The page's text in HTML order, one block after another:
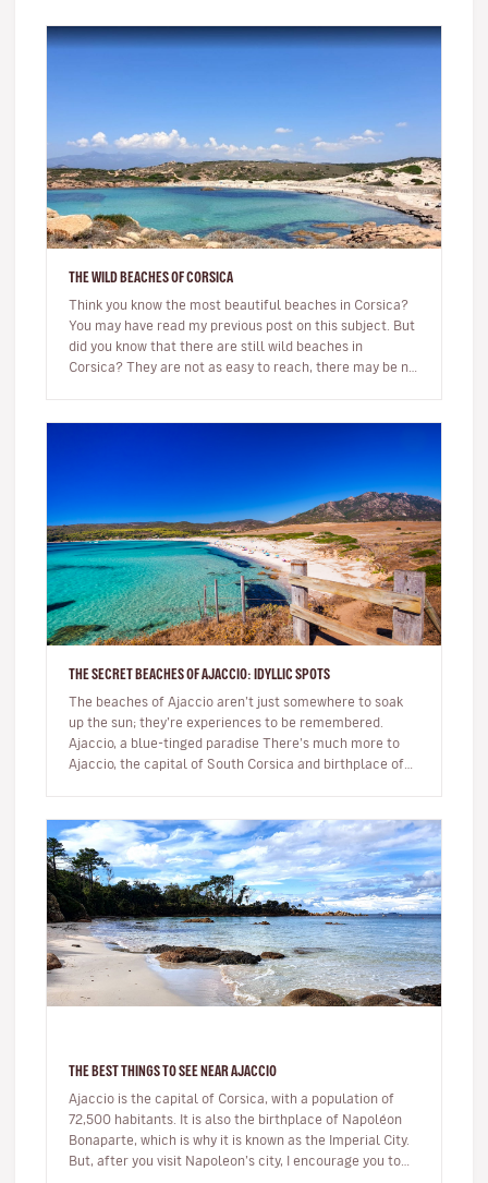
THE WILD BEACHES OF CORSICA
Think you know the most beautiful beaches in Corsica?
You may have read my previous post on this subject. But
did you know that there are still wild beaches in
Corsica? They are not as easy to reach, there may be no
THE SECRET BEACHES OF AJACCIO: IDYLLIC SPOTS
The beaches of Ajaccio aren’t just somewhere to soak
up the sun; they’re experiences to be remembered.
Ajaccio, a blue-tinged paradise There’s much more to
Ajaccio, the capital of South Corsica and birthplace of
THE BEST THINGS TO SEE NEAR AJACCIO
Ajaccio is the capital of Corsica, with a population of
72,500 habitants. It is also the birthplace of Napoléon
Bonaparte, which is why it is known as the Imperial City.
But, after you visit Napoleon’s city, I encourage you to